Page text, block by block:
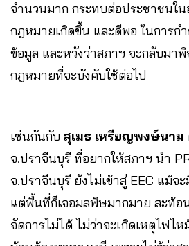
จำนวนมาก กระทบต่อประชาชนใ
กฎหมายเกิดขึ้น และดีพอ ในการก
ข้อมูล และหวังว่าสภาฯ จะกลับมา
กฎหมายที่จะบังคับใช้ต่อไป
เช่นกันกับ สุเมธ เหรียญพงษ์นาม
จ.ปราจีนบุรี ที่อยากให้สภาฯ นำ
จ.ปราจีนบุรี ยังไม่เข้าสู่ EEC แม้
แต่พื้นที่ก็เจอมลพิษมากมาย สะท้อ
จัดการไม่ได้ ไม่ว่าจะเกิดเหตุไฟไห